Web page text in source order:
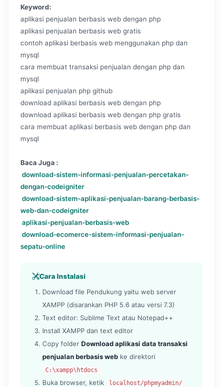
Keyword:
aplikasi penjualan berbasis web dengan php
aplikasi penjualan berbasis web gratis
contoh aplikasi berbasis web menggunakan php dan
mysql
cara membuat transaksi penjualan dengan php dan
mysql
aplikasi penjualan php github
download aplikasi berbasis web dengan php
download aplikasi berbasis web dengan php gratis
cara membuat aplikasi berbasis web dengan php dan
mysql
Baca Juga :
download-sistem-informasi-penjualan-percetakan-
dengan-codeigniter
download-sistem-aplikasi-penjualan-barang-berbasis-
web-dan-codeigniter
aplikasi-penjualan-berbasis-web
download-ecomerce-sistem-informasi-penjualan-
sepatu-online
Cara Instalasi
Download file Pendukung yaitu web server
XAMPP (disarankan PHP 5.6 atau versi 7.3)
Text editor: Sublime Text atau Notepad++
Install XAMPP dan text editor
Copy folder Download aplikasi data transaksi
penjualan berbasis web ke direktori
C:\xampp\htdocs
Buka browser, ketik localhost/phpmyadmin/